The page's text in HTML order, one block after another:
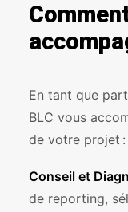
En tant que
BLC vous
de votre projet :
Conseil et
de reporting,